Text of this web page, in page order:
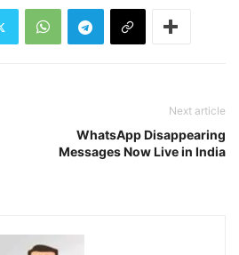
Next article
WhatsApp Disappearing
Messages Now Live in India